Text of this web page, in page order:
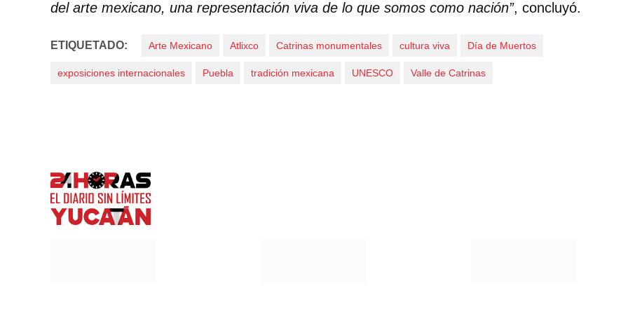
del arte mexicano, una representación viva de lo que somos como nación”, concluyó.
ETIQUETADO: Arte Mexicano Atlixco Catrinas monumentales cultura viva Día de Muertos
exposiciones internacionales Puebla tradición mexicana UNESCO Valle de Catrinas